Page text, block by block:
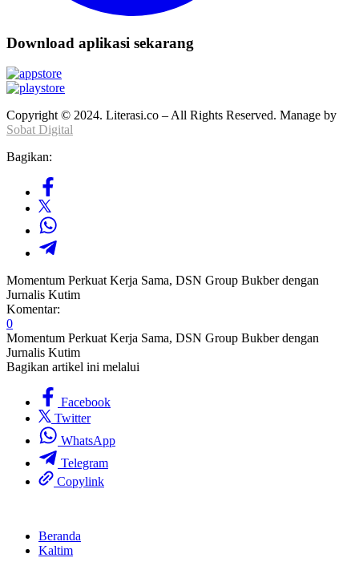
Download aplikasi sekarang
Copyright © 2024. Literasi.co – All Rights Reserved. Manage by
Sobat Digital
Bagikan:
Momentum Perkuat Kerja Sama, DSN Group Bukber dengan
Jurnalis Kutim
Komentar:
0
Momentum Perkuat Kerja Sama, DSN Group Bukber dengan
Jurnalis Kutim
Bagikan artikel ini melalui
Facebook
Twitter
WhatsApp
Telegram
Copylink
Beranda
Kaltim